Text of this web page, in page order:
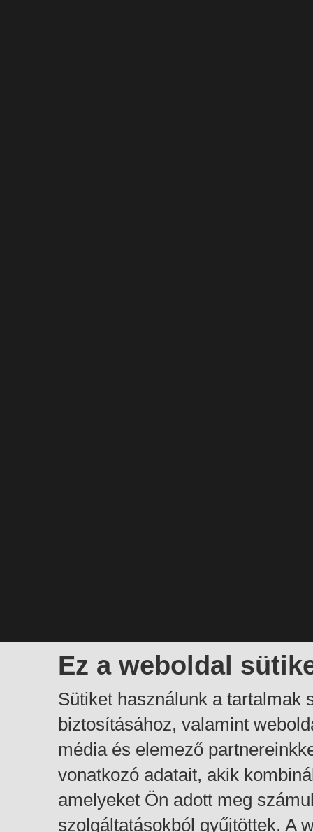
Ez a weboldal
Sütiket használunk a tartalmak
biztosításához, valamint
média és elemező
vonatkozó adatait, akik
amelyeket Ön adott meg
szolgáltatásokból gyűjtöttek. A